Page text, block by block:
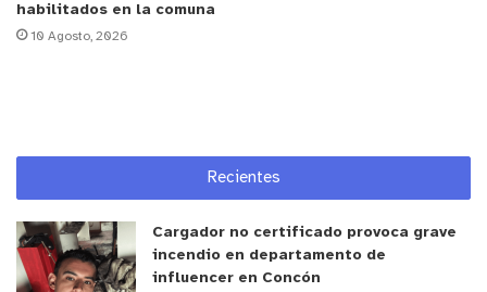
La especialista entrega seis recomendaciones
incluidos residuos orgánicos.
acercamientos innecesarios a la fauna.
Pisar con cuidado: no ingresar con vehículos
habilitados en la comuna
10 Agosto, 2026
Recientes
Cargador no certificado provoca grave
incendio en departamento de
influencer en Concón